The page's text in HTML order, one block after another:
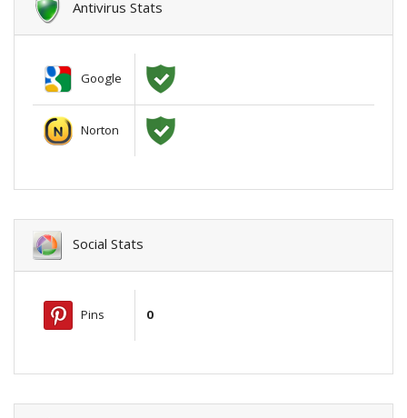
Antivirus Stats
Google
Norton
Social Stats
Pins 0